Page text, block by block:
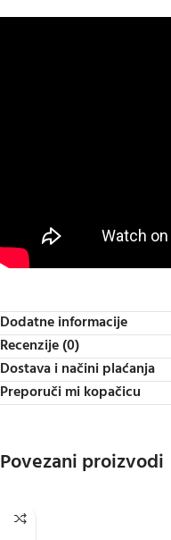
Dodatne informacije
Recenzije (0)
Dostava i načini plaćanja
Preporuči mi kopačicu
Povezani proizvodi